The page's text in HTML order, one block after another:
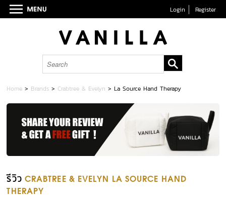
Login Register
Home > Brands > Crabtree & Evelyn >La Source Hand Therapy
รีวิว CRABTREE & EVELYN LA SOURCE HAND
THERAPY